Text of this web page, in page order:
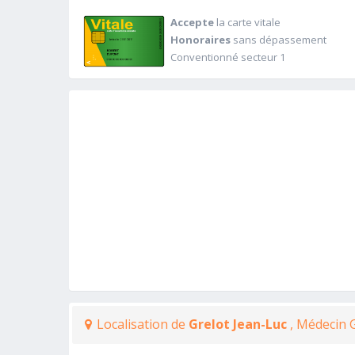
Acceptela carte vitale
Honorairessans dépassement
Conventionné secteur 1
Localisation de Grelot Jean-Luc , Médecin